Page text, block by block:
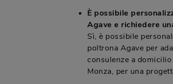
È possibile
Agave e richiedere
Sì, è possibile
poltrona Agave per
consulenze a
Monza, per una